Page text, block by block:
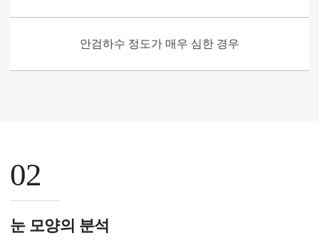
안검하수 정도가 매우 심한 경우
02
눈 모양의 분석